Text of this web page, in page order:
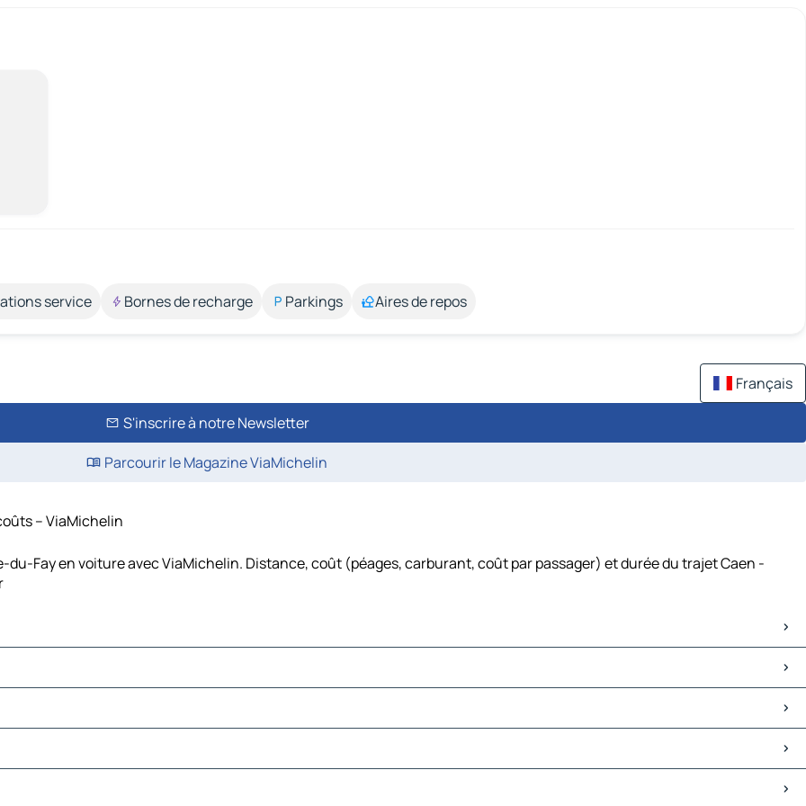
service Bornes de recharge Parkings Aires de repos
Français
S'inscrire à notre Newsletter
Parcourir le Magazine ViaMichelin
– ViaMichelin
Fay en voiture avec ViaMichelin. Distance, coût (péages, carburant, coût par passager) et durée du trajet Caen -